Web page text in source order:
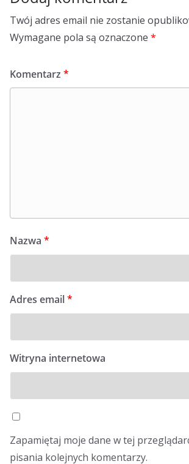
Twój adres email nie zostanie
Wymagane pola są oznaczone *
Komentarz *
Nazwa *
Adres email*
Witryna internetowa
Zapamiętaj moje dane w tej
pisania kolejnych komentarzy.